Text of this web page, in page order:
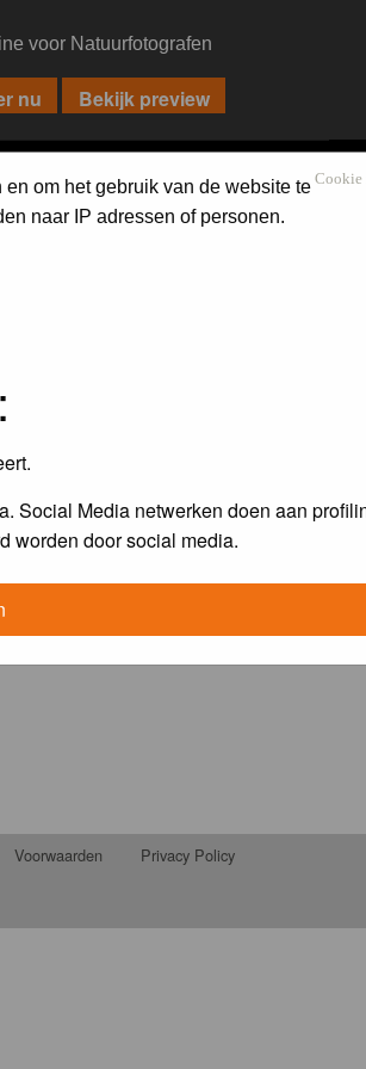
voor Natuurfotografen
Cookie
om het gebruik van de website te
naar IP adressen of personen.
Social Media netwerken doen aan
worden door social media.
Voorwaarden Privacy Policy